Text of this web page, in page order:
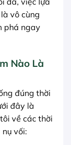
vô cùng
phá ngay
Nào Là
đúng thời
đây là
về các thời
vối: